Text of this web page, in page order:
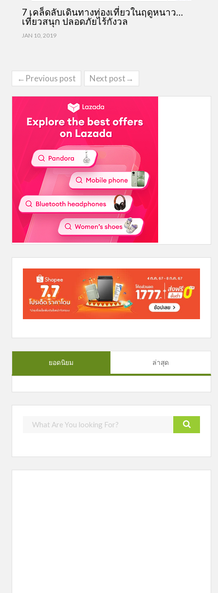
7 เคล็ดลับเดินทางท่องเที่ยวในฤดูหนาว…
เที่ยวสนุก ปลอดภัยไร้กังวล
JAN 10, 2019
←Previous post Next post→
ยอดนิยม ล่าสุด